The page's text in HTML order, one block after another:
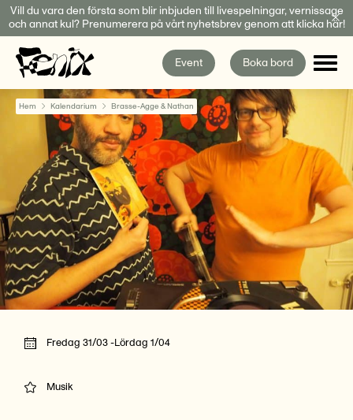
Fortsätt
till
innehållet
Vill du vara den första som blir inbjuden till livespelningar, vernissage
och annat kul? Prenumerera på vårt nyhetsbrev genom att klicka här!
Event Boka bord
Hem Kalendarium Brasse-Agge & Nathan
Fredag 31/03 -Lördag 1/04
Musik